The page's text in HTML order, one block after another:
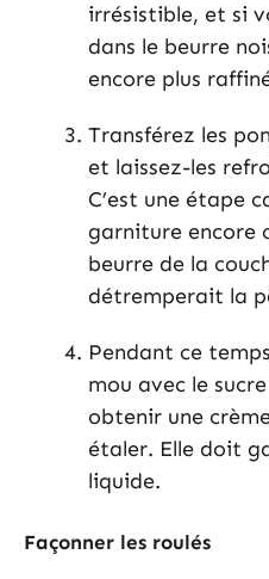
irrésistible, et si
dans le beurre
encore plus
Transférez les
et laissez-les
C’est une étape
garniture encore
beurre de la
détremperait la
Pendant ce
mou avec le
obtenir une
étaler. Elle doit
liquide.
Façonner les roulés